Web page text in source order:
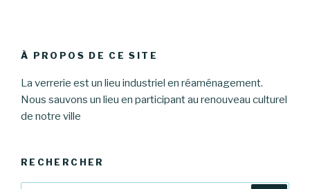
À PROPOS DE CE SITE
La verrerie est un lieu industriel en réaménagement.
Nous sauvons un lieu en participant au renouveau culturel
de notre ville
RECHERCHER